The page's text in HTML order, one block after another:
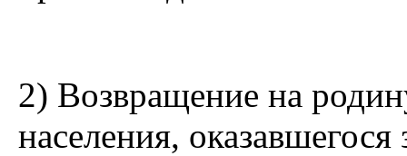
2) Возвращение на
населения,